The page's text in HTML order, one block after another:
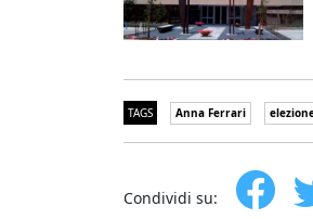
TAGS Anna Ferrari
Condividi su: